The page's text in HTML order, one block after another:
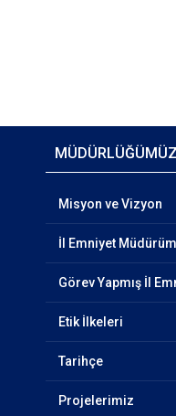
MÜDÜRLÜĞÜMÜZ
Misyon ve Vizyon
İl Emniyet
Görev Yapmış İl
Etik İlkeleri
Tarihçe
Projelerimiz